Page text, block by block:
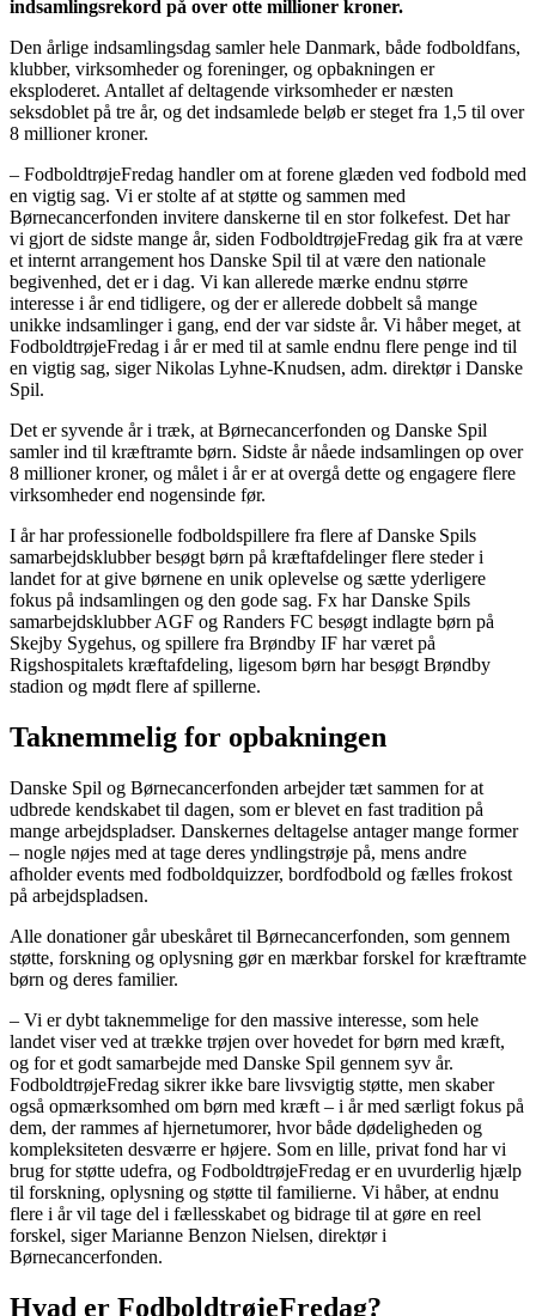
indsamlingsrekord på over otte millioner kroner.
Den årlige indsamlingsdag samler hele Danmark, både fodboldfans,
klubber, virksomheder og foreninger, og opbakningen er
eksploderet. Antallet af deltagende virksomheder er næsten
seksdoblet på tre år, og det indsamlede beløb er steget fra 1,5 til over
8 millioner kroner.
– FodboldtrøjeFredag handler om at forene glæden ved fodbold med
en vigtig sag. Vi er stolte af at støtte og sammen med
Børnecancerfonden invitere danskerne til en stor folkefest. Det har
vi gjort de sidste mange år, siden FodboldtrøjeFredag gik fra at være
et internt arrangement hos Danske Spil til at være den nationale
begivenhed, det er i dag. Vi kan allerede mærke endnu større
interesse i år end tidligere, og der er allerede dobbelt så mange
unikke indsamlinger i gang, end der var sidste år. Vi håber meget, at
FodboldtrøjeFredag i år er med til at samle endnu flere penge ind til
en vigtig sag, siger Nikolas Lyhne-Knudsen, adm. direktør i Danske
Spil.
Det er syvende år i træk, at Børnecancerfonden og Danske Spil
samler ind til kræftramte børn. Sidste år nåede indsamlingen op over
8 millioner kroner, og målet i år er at overgå dette og engagere flere
virksomheder end nogensinde før.
I år har professionelle fodboldspillere fra flere af Danske Spils
samarbejdsklubber besøgt børn på kræftafdelinger flere steder i
landet for at give børnene en unik oplevelse og sætte yderligere
fokus på indsamlingen og den gode sag. Fx har Danske Spils
samarbejdsklubber AGF og Randers FC besøgt indlagte børn på
Skejby Sygehus, og spillere fra Brøndby IF har været på
Rigshospitalets kræftafdeling, ligesom børn har besøgt Brøndby
stadion og mødt flere af spillerne.
Taknemmelig for opbakningen
Danske Spil og Børnecancerfonden arbejder tæt sammen for at
udbrede kendskabet til dagen, som er blevet en fast tradition på
mange arbejdspladser. Danskernes deltagelse antager mange former
– nogle nøjes med at tage deres yndlingstrøje på, mens andre
afholder events med fodboldquizzer, bordfodbold og fælles frokost
på arbejdspladsen.
Alle donationer går ubeskåret til Børnecancerfonden, som gennem
støtte, forskning og oplysning gør en mærkbar forskel for kræftramte
børn og deres familier.
– Vi er dybt taknemmelige for den massive interesse, som hele
landet viser ved at trække trøjen over hovedet for børn med kræft,
og for et godt samarbejde med Danske Spil gennem syv år.
FodboldtrøjeFredag sikrer ikke bare livsvigtig støtte, men skaber
også opmærksomhed om børn med kræft – i år med særligt fokus på
dem, der rammes af hjernetumorer, hvor både dødeligheden og
kompleksiteten desværre er højere. Som en lille, privat fond har vi
brug for støtte udefra, og FodboldtrøjeFredag er en uvurderlig hjælp
til forskning, oplysning og støtte til familierne. Vi håber, at endnu
flere i år vil tage del i fællesskabet og bidrage til at gøre en reel
forskel, siger Marianne Benzon Nielsen, direktør i
Børnecancerfonden.
Hvad er FodboldtrøjeFredag?